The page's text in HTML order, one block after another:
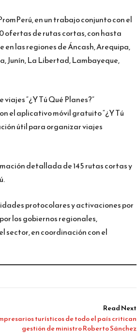
en un trabajo conjunto con el
ofertas de rutas cortas, con hasta
las regiones de Áncash, Arequipa,
Junín, La Libertad, Lambayeque,
“¿Y Tú Qué Planes?”
el aplicativo móvil gratuito “¿Y Tú
útil para organizar viajes
detallada de 145 rutas cortas y
protocolares y activaciones por
los gobiernos regionales,
sector, en coordinación con el
Read Next
turísticos de todo el país critican
gestión de ministro Roberto Sánchez